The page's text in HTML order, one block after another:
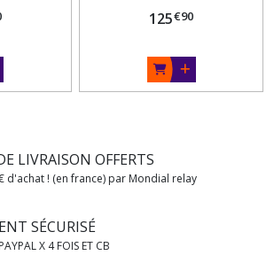
125€90
LIVRAISON OFFERTS
d'achat ! (en france) par Mondial relay
SÉCURISÉ
X 4 FOIS ET CB